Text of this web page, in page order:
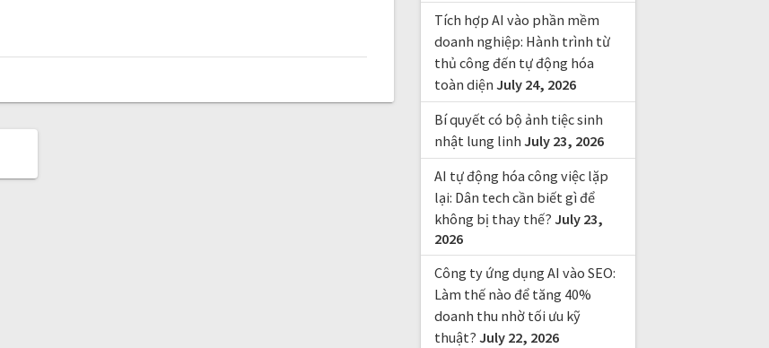
Tích hợp AI vào phần mềm
doanh nghiệp: Hành trình từ
thủ công đến tự động hóa
toàn diện July 24, 2026
Bí quyết có bộ ảnh tiệc sinh
nhật lung linh July 23, 2026
AI tự động hóa công việc lặp
lại: Dân tech cần biết gì để
không bị thay thế? July 23,
2026
Công ty ứng dụng AI vào SEO:
Làm thế nào để tăng 40%
doanh thu nhờ tối ưu kỹ
thuật? July 22, 2026